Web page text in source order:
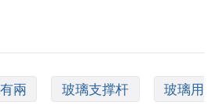
兩 玻璃支撑杆 玻璃用